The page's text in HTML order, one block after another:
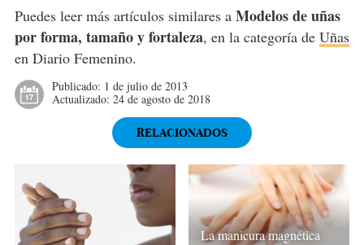
Puedes leer más artículos similares a Modelos de uñas
por forma, tamaño y fortaleza, en la categoría de Uñas
en Diario Femenino.
Publicado: 1 de julio de 2013
Actualizado: 24 de agosto de 2018
RELACIONADOS
La manicura magnética